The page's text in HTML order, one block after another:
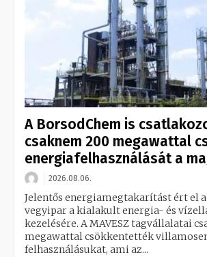
A BorsodChem is
csaknem 200 megawattal
energiafelhasználását a
2026.08.06.
Jelentős energiamegtakarítást ért el
vegyipar a kialakult energia- és
kezelésére. A MAVESZ tagvállalatai
megawattal csökkentették
felhasználásukat, ami az...